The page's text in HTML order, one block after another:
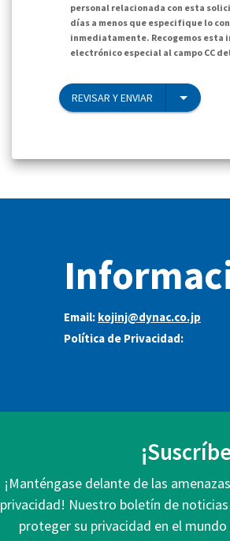
personal relacionada con esta
días a menos que especifique lo
inmediatamente. Recogemos
electrónico especial al campo CC
REVISAR Y ENVIAR
Email: kojinj@dynac.co.jp
Política de Privacidad:
¡Manténgase delante de las
privacidad! Nuestro boletín de
proteger su privacidad en el